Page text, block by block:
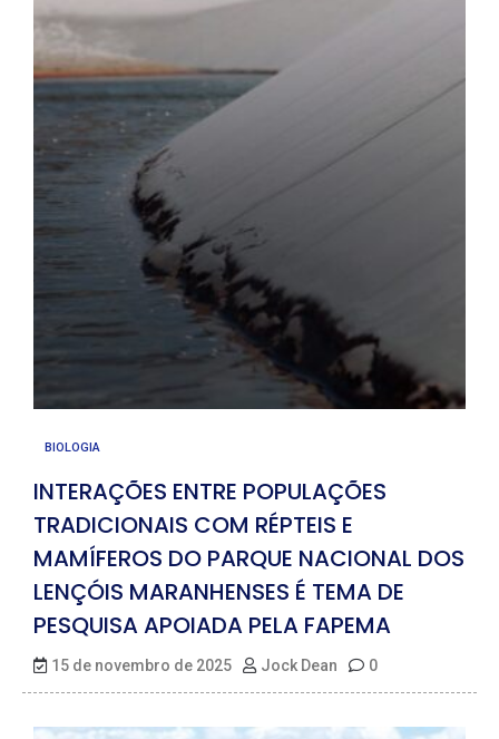
BIOLOGIA
INTERAÇÕES ENTRE POPULAÇÕES
TRADICIONAIS COM RÉPTEIS E
MAMÍFEROS DO PARQUE NACIONAL DOS
LENÇÓIS MARANHENSES É TEMA DE
PESQUISA APOIADA PELA FAPEMA
15 de novembro de 2025 Jock Dean 0